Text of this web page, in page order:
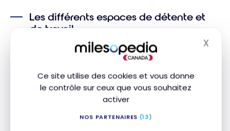
Ce site utilise des cookies et vous donne
le contrôle sur ceux que vous souhaitez
activer
NOS PARTENAIRES (13)
X
Les différents espaces de détente et
de travail
Avec près de 800 places assises réparties sur
60,000 pieds carrés, le salon Turkish Airlines
Business Lounge est l’un des plus grands au monde.
Il y a donc différents espaces pour se détendre